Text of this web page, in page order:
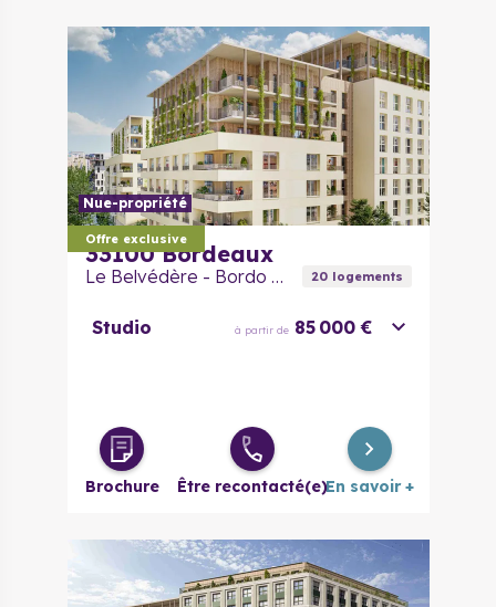
Offre exclusive
Nue-propriété
33100 Bordeaux
Le Belvédère - Bordo Neo 20logements
Studio à partir de 85 000 €
Brochure Être recontacté(e)En savoir +